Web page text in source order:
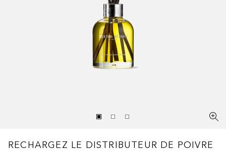
RECHARGEZ LE DISTRIBUTEUR DE POIVRE